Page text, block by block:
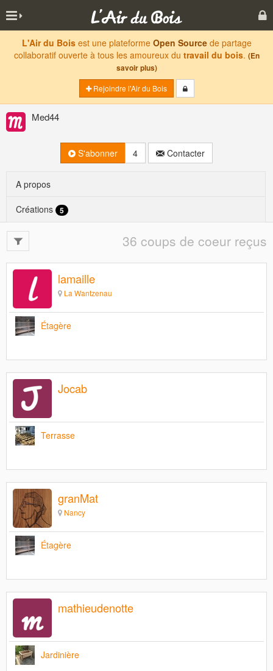
L'Air du Boisest une plateforme Open Sourcede partage
collaboratif ouverte à tous les amoureux du travail du bois. (En
savoir plus)
Rejoindre l'Air du Bois
Med44
S'abonner 4 Contacter
A propos
Créations 5
36 coups de coeur reçus
lamaille
La Wantzenau
Étagère
Jocab
Terrasse
granMat
Nancy
Étagère
mathieudenotte
Jardinière